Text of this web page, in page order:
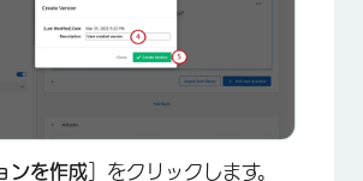
ンを作成 ］をクリックします。